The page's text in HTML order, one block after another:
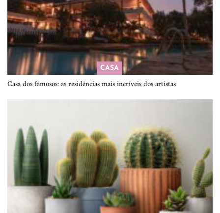
CASA
Casa dos famosos: as residências mais incríveis dos artistas